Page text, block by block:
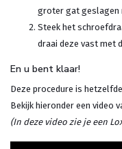
groter gat geslagen
Steek het
draai deze vast met
En u bent klaar!
Deze procedure is
Bekijk hieronder een video
(In deze video zie je een